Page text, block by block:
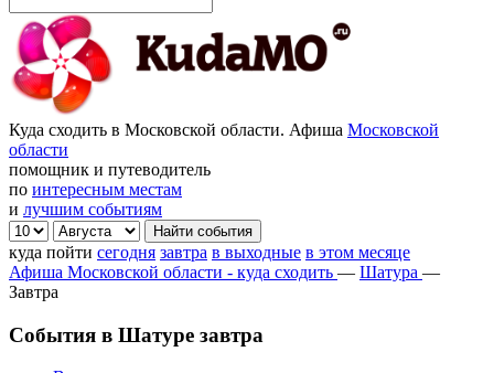
Куда сходить в Московской области. Афиша Московской
области
помощник и путеводитель
по интересным местам
и лучшим событиям
куда пойти сегодня завтра в выходные в этом месяце
Афиша Московской области - куда сходить — Шатура —
Завтра
События в Шатуре завтра